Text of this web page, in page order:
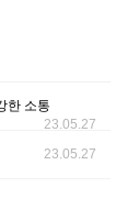
한 소통
23.05.27
23.05.27